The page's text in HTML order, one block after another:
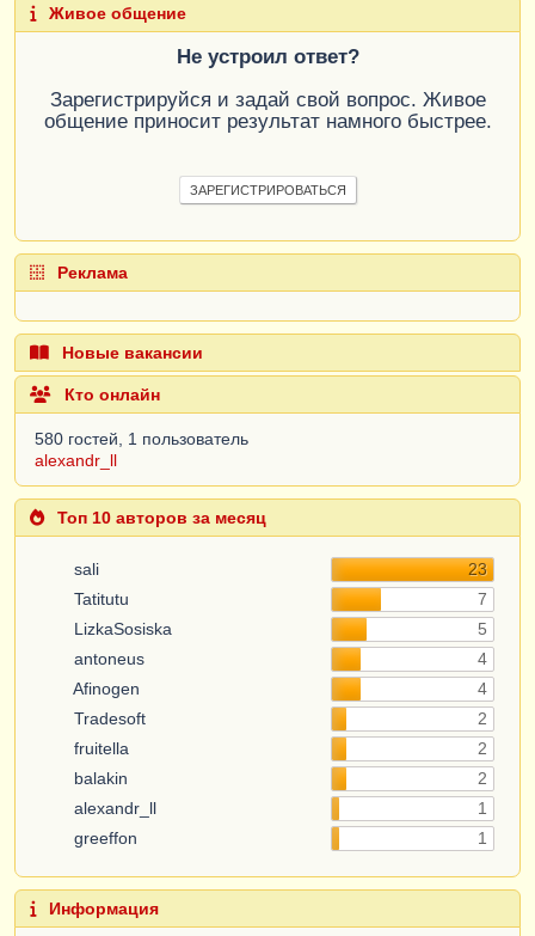
Живое общение
Не устроил ответ?
Зарегистрируйся и задай свой вопрос. Живое
общение приносит результат намного быстрее.
ЗАРЕГИСТРИРОВАТЬСЯ
Реклама
Новые вакансии
Кто онлайн
580 гостей, 1 пользователь
alexandr_ll
Топ 10 авторов за месяц
sali
23
Tatitutu
7
LizkaSosiska
5
antoneus
4
Afinogen
4
Tradesoft
2
fruitella
2
balakin
2
alexandr_ll
1
greeffon
1
Информация